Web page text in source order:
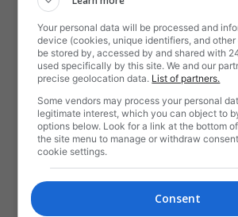
Your personal data will be processed and
device (cookies, unique identifiers, and
be stored by, accessed by and shared with
used specifically by this site. We and our
precise geolocation data. List of partners.
Some vendors may process your personal
legitimate interest, which you can object to
options below. Look for a link at the bottom
the site menu to manage or withdraw
cookie settings.
Consent